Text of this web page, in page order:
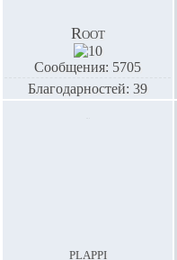
Root
Сообщения: 5705
Благодарностей: 39
plappi